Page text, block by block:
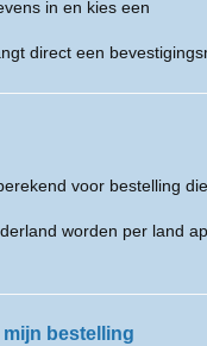
in en kies een
direct een
voor bestelling die
worden per land
bestelling